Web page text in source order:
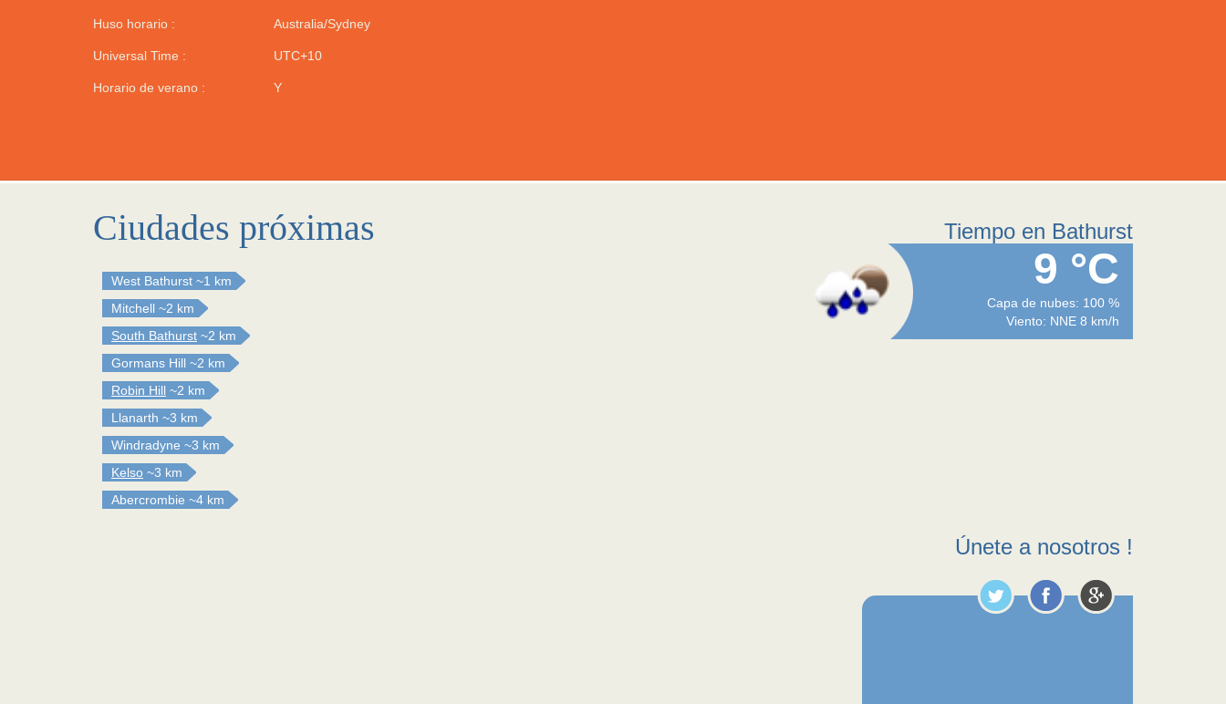
Huso horario : Australia/Sydney
Universal Time : UTC+10
Horario de verano : Y
Ciudades próximas
West Bathurst ~1 km
Mitchell ~2 km
South Bathurst ~2 km
Gormans Hill ~2 km
Robin Hill ~2 km
Llanarth ~3 km
Windradyne ~3 km
Kelso ~3 km
Abercrombie ~4 km
Tiempo en Bathurst
9 °C
Capa de nubes: 100 %
Viento: NNE 8 km/h
Únete a nosotros !